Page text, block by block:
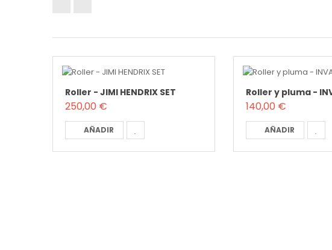
Roller - JIMI HENDRIX SET
250,00 €
AÑADIR
Roller y pluma -
140,00 €
AÑADIR